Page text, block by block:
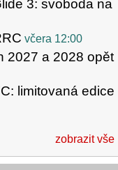
3: svoboda na
včera 12:00
2027 a 2028 opět
limitovaná edice
zobrazit vše